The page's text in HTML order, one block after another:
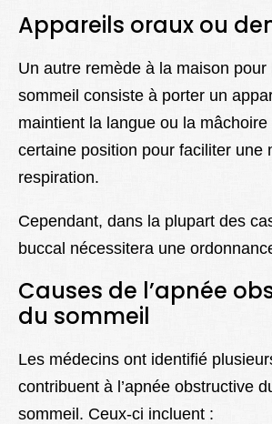
Appareils oraux ou
Un autre remède à la maison pour
sommeil consiste à porter un
maintient la langue ou la
certaine position pour faciliter une
respiration.
Cependant, dans la plupart des
buccal nécessitera une
Causes de l’apnée
du sommeil
Les médecins ont identifié
contribuent à l’apnée obstructive
sommeil. Ceux-ci incluent :